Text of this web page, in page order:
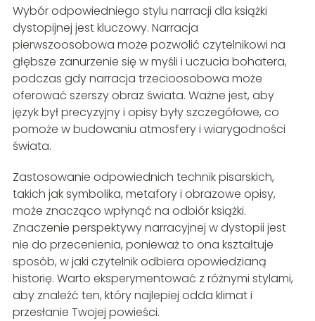
Wybór odpowiedniego stylu narracji dla książki
dystopijnej jest kluczowy. Narracja
pierwszoosobowa może pozwolić czytelnikowi na
głębsze zanurzenie się w myśli i uczucia bohatera,
podczas gdy narracja trzecioosobowa może
oferować szerszy obraz świata. Ważne jest, aby
język był precyzyjny i opisy były szczegółowe, co
pomoże w budowaniu atmosfery i wiarygodności
świata.
Zastosowanie odpowiednich technik pisarskich,
takich jak symbolika, metafory i obrazowe opisy,
może znacząco wpłynąć na odbiór książki.
Znaczenie perspektywy narracyjnej w dystopii jest
nie do przecenienia, ponieważ to ona kształtuje
sposób, w jaki czytelnik odbiera opowiedzianą
historię. Warto eksperymentować z różnymi stylami,
aby znaleźć ten, który najlepiej odda klimat i
przesłanie Twojej powieści.